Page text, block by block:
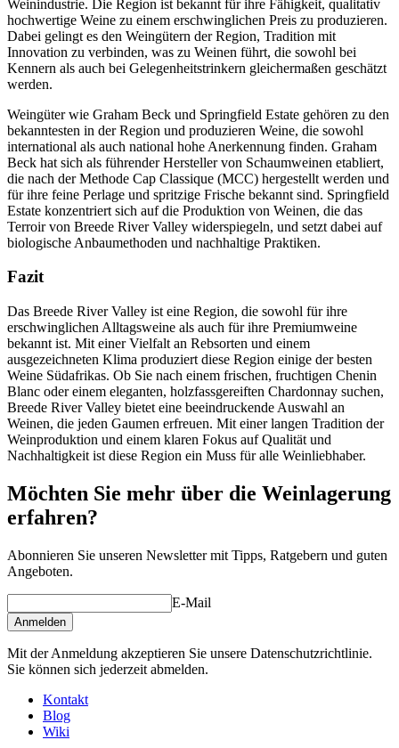
Weinindustrie. Die Region ist bekannt für ihre Fähigkeit, qualitativ
hochwertige Weine zu einem erschwinglichen Preis zu produzieren.
Dabei gelingt es den Weingütern der Region, Tradition mit
Innovation zu verbinden, was zu Weinen führt, die sowohl bei
Kennern als auch bei Gelegenheitstrinkern gleichermaßen geschätzt
werden.
Weingüter wie Graham Beck und Springfield Estate gehören zu den
bekanntesten in der Region und produzieren Weine, die sowohl
international als auch national hohe Anerkennung finden. Graham
Beck hat sich als führender Hersteller von Schaumweinen etabliert,
die nach der Methode Cap Classique (MCC) hergestellt werden und
für ihre feine Perlage und spritzige Frische bekannt sind. Springfield
Estate konzentriert sich auf die Produktion von Weinen, die das
Terroir von Breede River Valley widerspiegeln, und setzt dabei auf
biologische Anbaumethoden und nachhaltige Praktiken.
Fazit
Das Breede River Valley ist eine Region, die sowohl für ihre
erschwinglichen Alltagsweine als auch für ihre Premiumweine
bekannt ist. Mit einer Vielfalt an Rebsorten und einem
ausgezeichneten Klima produziert diese Region einige der besten
Weine Südafrikas. Ob Sie nach einem frischen, fruchtigen Chenin
Blanc oder einem eleganten, holzfassgereiften Chardonnay suchen,
Breede River Valley bietet eine beeindruckende Auswahl an
Weinen, die jeden Gaumen erfreuen. Mit einer langen Tradition der
Weinproduktion und einem klaren Fokus auf Qualität und
Nachhaltigkeit ist diese Region ein Muss für alle Weinliebhaber.
Möchten Sie mehr über die Weinlagerung
erfahren?
Abonnieren Sie unseren Newsletter mit Tipps, Ratgebern und guten
Angeboten.
E-Mail
Anmelden
Mit der Anmeldung akzeptieren Sie unsere Datenschutzrichtlinie.
Sie können sich jederzeit abmelden.
Kontakt
Blog
Wiki